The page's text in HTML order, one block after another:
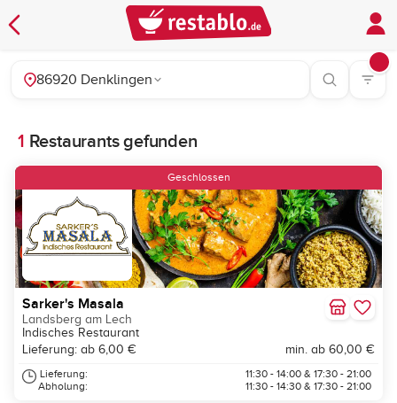
86920 Denklingen
1 Restaurants gefunden
Geschlossen
Sarker's Masala
Landsberg am Lech
Indisches Restaurant
Lieferung: ab 6,00 €
min. ab 60,00 €
Lieferung:
Abholung:
11:30 - 14:00 & 17:30 - 21:00
11:30 - 14:30 & 17:30 - 21:00